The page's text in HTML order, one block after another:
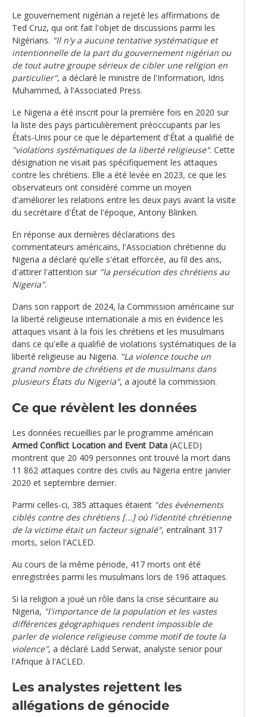
Le gouvernement nigérian a rejeté les affirmations de
Ted Cruz, qui ont fait l'objet de discussions parmi les
Nigérians. "Il n'y a aucune tentative systématique et
intentionnelle de la part du gouvernement nigérian ou
de tout autre groupe sérieux de cibler une religion en
particulier", a déclaré le ministre de l'Information, Idris
Muhammed, à l'Associated Press.
Le Nigeria a été inscrit pour la première fois en 2020 sur
la liste des pays particulièrement préoccupants par les
États-Unis pour ce que le département d'État a qualifié de
"violations systématiques de la liberté religieuse". Cette
désignation ne visait pas spécifiquement les attaques
contre les chrétiens. Elle a été levée en 2023, ce que les
observateurs ont considéré comme un moyen
d'améliorer les relations entre les deux pays avant la visite
du secrétaire d'État de l'époque, Antony Blinken.
En réponse aux dernières déclarations des
commentateurs américains, l'Association chrétienne du
Nigeria a déclaré qu'elle s'était efforcée, au fil des ans,
d'attirer l'attention sur "la persécution des chrétiens au
Nigeria".
Dans son rapport de 2024, la Commission américaine sur
la liberté religieuse internationale a mis en évidence les
attaques visant à la fois les chrétiens et les musulmans
dans ce qu'elle a qualifié de violations systématiques de la
liberté religieuse au Nigeria. "La violence touche un
grand nombre de chrétiens et de musulmans dans
plusieurs États du Nigeria", a ajouté la commission.
Ce que révèlent les données
Les données recueillies par le programme américain
Armed Conflict Location and Event Data (ACLED)
montrent que 20 409 personnes ont trouvé la mort dans
11 862 attaques contre des civils au Nigeria entre janvier
2020 et septembre dernier.
Parmi celles-ci, 385 attaques étaient "des événements
ciblés contre des chrétiens [...] où l'identité chrétienne
de la victime était un facteur signalé", entraînant 317
morts, selon l'ACLED.
Au cours de la même période, 417 morts ont été
enregistrées parmi les musulmans lors de 196 attaques.
Si la religion a joué un rôle dans la crise sécuritaire au
Nigeria, "l'importance de la population et les vastes
différences géographiques rendent impossible de
parler de violence religieuse comme motif de toute la
violence", a déclaré Ladd Serwat, analyste senior pour
l'Afrique à l'ACLED.
Les analystes rejettent les
allégations de génocide